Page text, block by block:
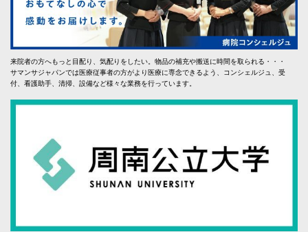
来院者の方へもっと目配り、気配りをしたい。物品の補充や搬送に時間を取られる・・・
サマンサジャパンでは医療従事者の方がより医療に専念できるよう、コンシェルジュ、受
付、看護助手、清掃、設備など様々な業務を行っています。